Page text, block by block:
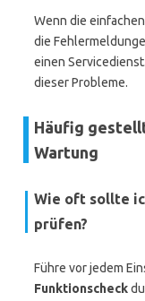
Wenn die
die
einen
dieser Probleme.
Häufig
Wartung
Wie oft sollte
prüfen?
Führe vor jedem
Funktionscheck